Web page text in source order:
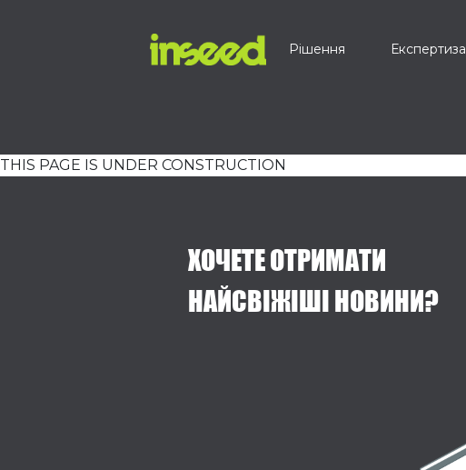
Рішення Експертиза
THIS PAGE IS UNDER CONSTRUCTION
ХОЧЕТЕ ОТРИМАТИ
НАЙСВІЖІШІ НОВИНИ?